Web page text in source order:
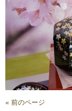
« 前のページ